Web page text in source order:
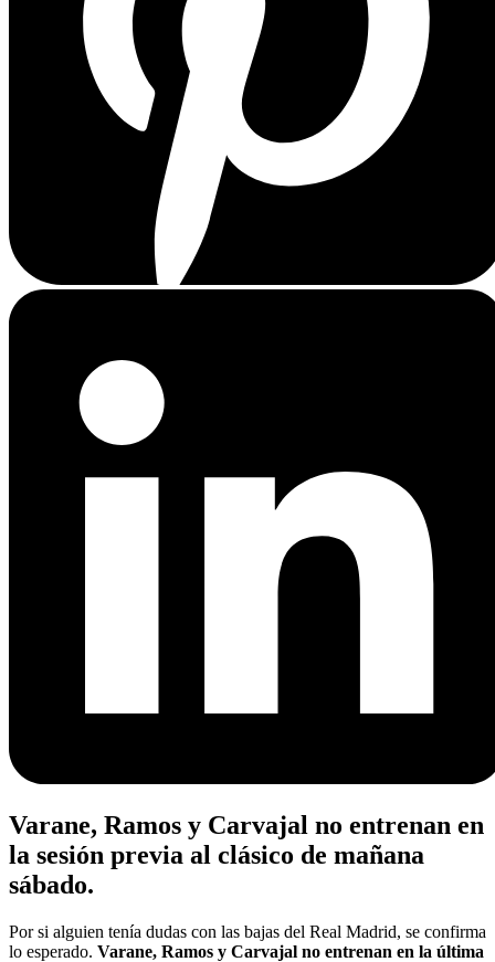
Varane, Ramos y Carvajal no entrenan en
la sesión previa al clásico de mañana
sábado.
Por si alguien tenía dudas con las bajas del Real Madrid, se confirma
lo esperado. Varane, Ramos y Carvajal no entrenan en la última